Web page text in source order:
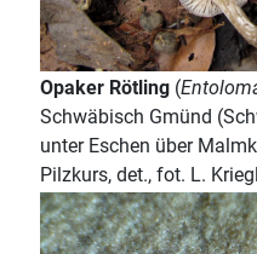
Opaker Rötling (
Schwäbisch Gmünd
unter Eschen über
Pilzkurs, det., fot. L.